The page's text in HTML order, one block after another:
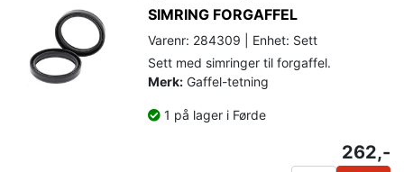
SIMRING FORGAFFEL
Varenr: 284309 | Enhet: Sett
Sett med simringer til forgaffel.
Merk: Gaffel-tetning
1 på lager i Førde
262,-